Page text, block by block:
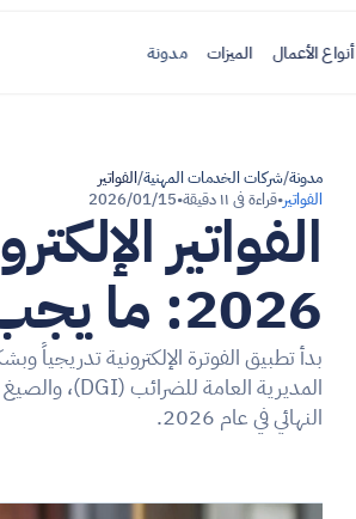
مدونة/شركات الخدمات المهنية/الفواتير
الفواتير•قراءة في ١١ دقيقة •
15‏/01‏/2026
2026: ما يجب على كل تاجر معرفته
النهائي في عام 2026.
أنواع الأعمال الميزات مدونة